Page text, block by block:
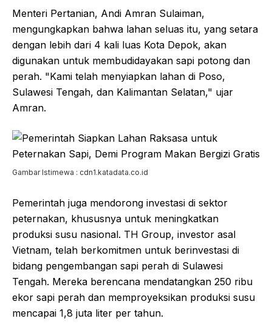
Menteri Pertanian, Andi Amran Sulaiman,
mengungkapkan bahwa lahan seluas itu, yang setara
dengan lebih dari 4 kali luas Kota Depok, akan
digunakan untuk membudidayakan sapi potong dan
perah. "Kami telah menyiapkan lahan di Poso,
Sulawesi Tengah, dan Kalimantan Selatan," ujar
Amran.
Gambar Istimewa : cdn1.katadata.co.id
Pemerintah juga mendorong investasi di sektor
peternakan, khususnya untuk meningkatkan
produksi susu nasional. TH Group, investor asal
Vietnam, telah berkomitmen untuk berinvestasi di
bidang pengembangan sapi perah di Sulawesi
Tengah. Mereka berencana mendatangkan 250 ribu
ekor sapi perah dan memproyeksikan produksi susu
mencapai 1,8 juta liter per tahun.